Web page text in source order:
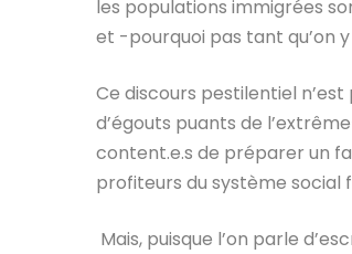
les populations immigrées
et -pourquoi pas tant qu’on
Ce discours pestilentiel
d’égouts puants de
content.e.s de préparer un
profiteurs du système social
Mais, puisque l’on parle